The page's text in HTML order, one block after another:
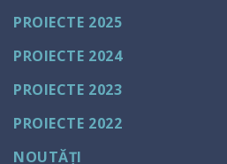
PROIECTE 2025
PROIECTE 2024
PROIECTE 2023
PROIECTE 2022
NOUTĂȚI